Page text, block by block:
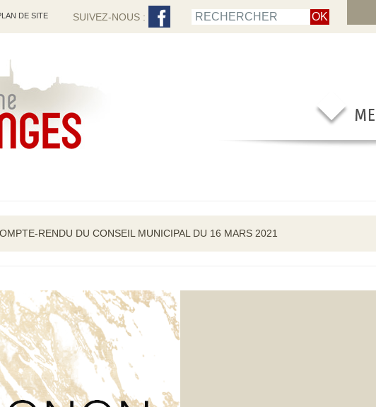
DE SITE SUIVEZ-NOUS :
RENDU DU CONSEIL MUNICIPAL DU 16 MARS 2021